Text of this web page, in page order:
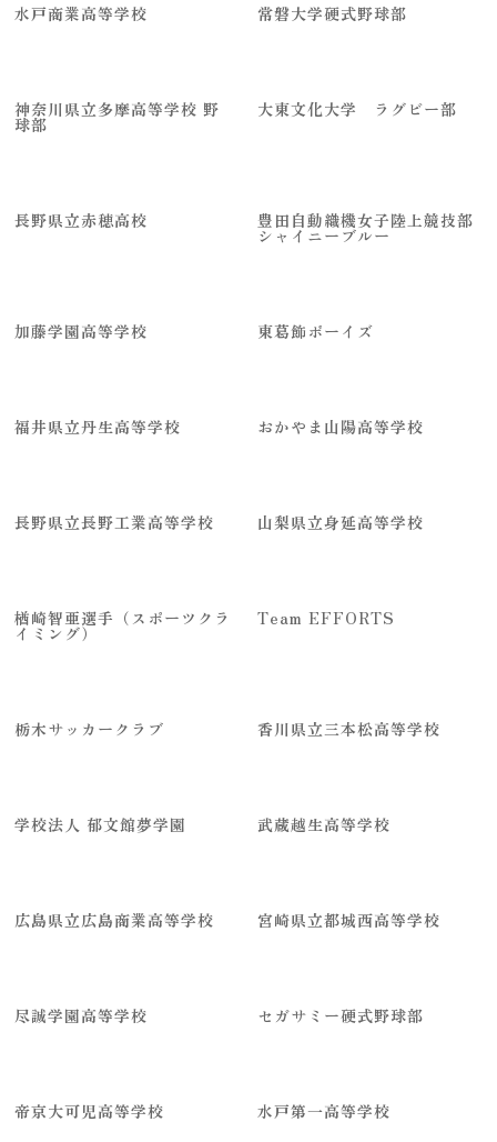
水戸商業高等学校 常磐大学硬式野球部
神奈川県立多摩高等学校 野
球部
大東文化大学 ラグビー部
長野県立赤穂高校 豊田自動織機女子陸上競技部
シャイニーブルー
加藤学園高等学校 東葛飾ボーイズ
福井県立丹生高等学校 おかやま山陽高等学校
長野県立長野工業高等学校 山梨県立身延高等学校
楢崎智亜選手（スポーツクラ
イミング）
Team EFFORTS
栃木サッカークラブ 香川県立三本松高等学校
学校法人 郁文館夢学園 武蔵越生高等学校
広島県立広島商業高等学校 宮崎県立都城西高等学校
尽誠学園高等学校 セガサミー硬式野球部
帝京大可児高等学校 水戸第一高等学校